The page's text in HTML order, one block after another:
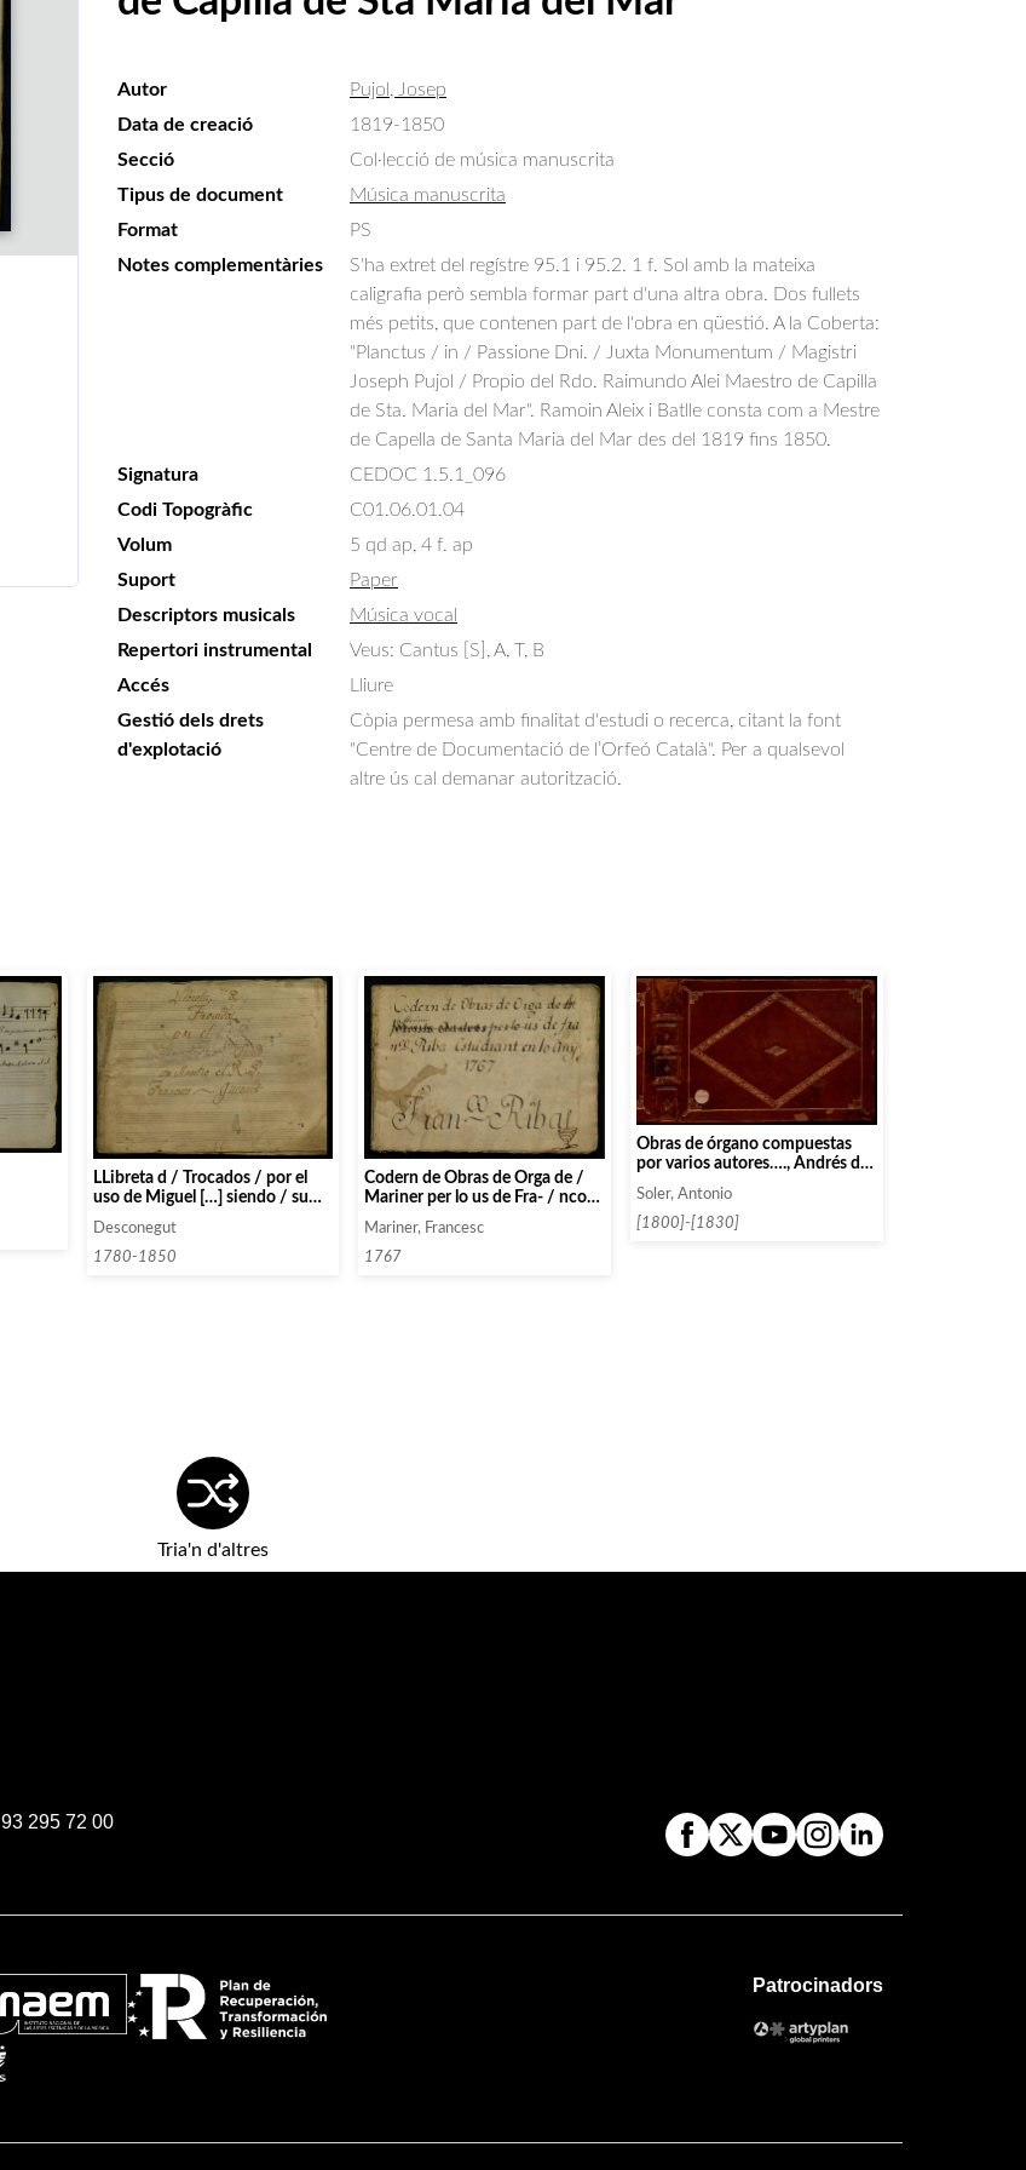
Autor
Pujol, Josep
Data de creació
1819-1850
Secció
Col·lecció de música manuscrita
Tipus de document
Música manuscrita
Format
PS
Notes complementàries
S'ha extret del regístre 95.1 i 95.2. 1 f. Sol amb la mateixa
caligrafia però sembla formar part d'una altra obra. Dos fullets
més petits, que contenen part de l'obra en qüestió. A la Coberta:
"Planctus / in / Passione Dni. / Juxta Monumentum / Magistri
Joseph Pujol / Propio del Rdo. Raimundo Alei Maestro de Capilla
de Sta. Maria del Mar". Ramoin Aleix i Batlle consta com a Mestre
de Capella de Santa Maria del Mar des del 1819 fins 1850.
Signatura
CEDOC 1.5.1_096
Codi Topogràfic
C01.06.01.04
Volum
5 qd ap, 4 f. ap
Suport
Paper
Descriptors musicals
Música vocal
Repertori instrumental
Veus: Cantus [S], A, T, B
Accés
Lliure
Gestió dels drets
d'explotació
Còpia permesa amb finalitat d'estudi o recerca, citant la font
"Centre de Documentació de l’Orfeó Català". Per a qualsevol
altre ús cal demanar autorització.
LLibreta d / Trocados / por el
uso de Miguel […] siendo / su
Queralt
Desconegut
1780-1850
Codern de Obras de Orga de /
Mariner per lo us de Fra- / nco
Riba estudiant en lo any / 1767
Mariner, Francesc
1767
Obras de órgano compuestas
por varios autores…., Andrés de
Lombida, Francisco Rodríguez
Soler, Antonio
[1800]-[1830]
Tria'n d'altres
93 295 72 00
Patrocinadors